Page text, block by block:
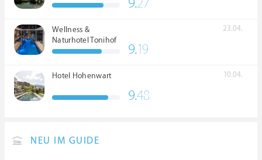
9.27
Wellness &
Naturhotel Tonihof
****S
23.04.
9.19
Hotel Hohenwart 10.04.
9.48
NEU IM GUIDE